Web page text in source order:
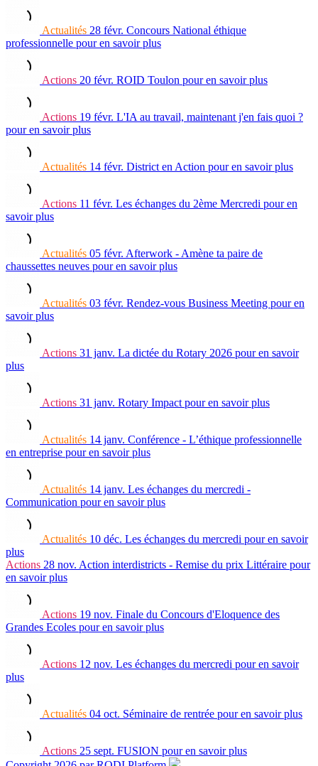
Actualités 28 févr. Concours National éthique
professionnelle pour en savoir plus
Actions 20 févr. ROID Toulon pour en savoir plus
Actions 19 févr. L'IA au travail, maintenant j'en fais quoi ?
pour en savoir plus
Actualités 14 févr. District en Action pour en savoir plus
Actions 11 févr. Les échanges du 2ème Mercredi pour en
savoir plus
Actualités 05 févr. Afterwork - Amène ta paire de
chaussettes neuves pour en savoir plus
Actualités 03 févr. Rendez-vous Business Meeting pour en
savoir plus
Actions 31 janv. La dictée du Rotary 2026 pour en savoir
plus
Actions 31 janv. Rotary Impact pour en savoir plus
Actualités 14 janv. Conférence - L’éthique professionnelle
en entreprise pour en savoir plus
Actualités 14 janv. Les échanges du mercredi -
Communication pour en savoir plus
Actualités 10 déc. Les échanges du mercredi pour en savoir
plus
Actions 28 nov. Action interdistricts - Remise du prix Littéraire pour
en savoir plus
Actions 19 nov. Finale du Concours d'Eloquence des
Grandes Ecoles pour en savoir plus
Actions 12 nov. Les échanges du mercredi pour en savoir
plus
Actualités 04 oct. Séminaire de rentrée pour en savoir plus
Actions 25 sept. FUSION pour en savoir plus